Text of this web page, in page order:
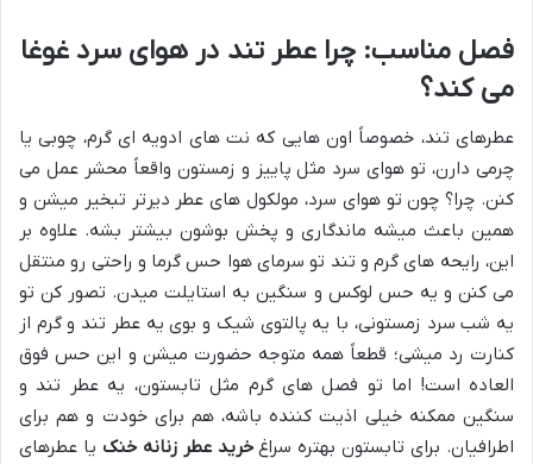
فصل مناسب: چرا عطر تند در هوای سرد غوغا
می کند؟
عطرهای تند، خصوصاً اون هایی که نت های ادویه ای گرم، چوبی یا
چرمی دارن، تو هوای سرد مثل پاییز و زمستون واقعاً محشر عمل می
کنن. چرا؟ چون تو هوای سرد، مولکول های عطر دیرتر تبخیر میشن و
همین باعث میشه ماندگاری و پخش بوشون بیشتر بشه. علاوه بر
این، رایحه های گرم و تند تو سرمای هوا حس گرما و راحتی رو منتقل
می کنن و یه حس لوکس و سنگین به استایلت میدن. تصور کن تو
یه شب سرد زمستونی، با یه پالتوی شیک و بوی یه عطر تند و گرم از
کنارت رد میشی؛ قطعاً همه متوجه حضورت میشن و این حس فوق
العاده است! اما تو فصل های گرم مثل تابستون، یه عطر تند و
سنگین ممکنه خیلی اذیت کننده باشه، هم برای خودت و هم برای
اطرافیان. برای تابستون بهتره سراغخرید عطر زنانه خنک یا عطرهای